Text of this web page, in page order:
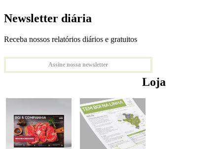
Newsletter diária
Receba nossos relatórios diários e gratuitos
Assine nossa newsletter
Loja